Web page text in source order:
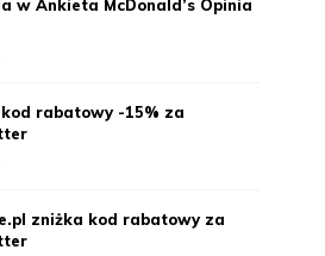
w Ankieta McDonald’s Opinia
kod rabatowy -15% za
zniżka kod rabatowy za